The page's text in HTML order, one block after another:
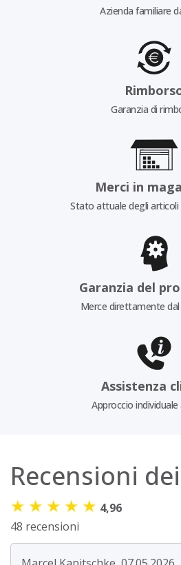
Azienda familiare
Garanzia di
Merci in
Stato attuale degli
Garanzia del
Merce direttamente
Assistenza
Approccio individuale
Recensioni
★ ★ ★ ★ ★ 4,96
48 recensioni